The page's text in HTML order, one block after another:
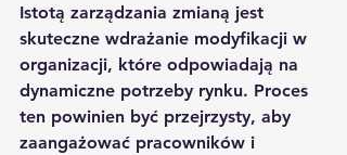
Istotą zarządzania zmianą jest
skuteczne wdrażanie modyfikacji w
organizacji, które odpowiadają na
dynamiczne potrzeby rynku. Proces
ten powinien być przejrzysty, aby
zaangażować pracowników i